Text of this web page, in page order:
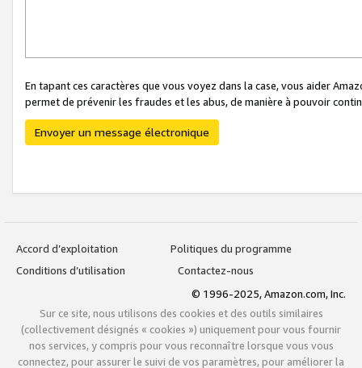
En tapant ces caractères que vous voyez dans la case, vous aider
permet de prévenir les fraudes et les abus, de manière à pouvoir
Envoyer un message électronique
Accord d’exploitation
Politiques du programme
Conditions d’utilisation
Contactez-nous
© 1996-2025, Amazon.com, Inc.
Sur ce site, nous utilisons des cookies et des outils similaires
(collectivement désignés « cookies ») uniquement pour vous fournir
nos services, y compris pour vous reconnaître lorsque vous vous
connectez, pour assurer le suivi de vos paramètres, pour améliorer la